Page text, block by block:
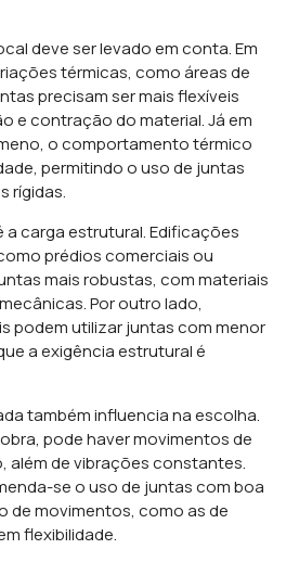
deve ser levado em conta. Em
térmicas, como áreas de
precisam ser mais flexíveis
e contração do material. Já em
o comportamento térmico
permitindo o uso de juntas
rígidas.
carga estrutural. Edificações
prédios comerciais ou
mais robustas, com materiais
Por outro lado,
podem utilizar juntas com menor
a exigência estrutural é
também influencia na escolha.
pode haver movimentos de
além de vibrações constantes.
se o uso de juntas com boa
de movimentos, como as de
flexibilidade.